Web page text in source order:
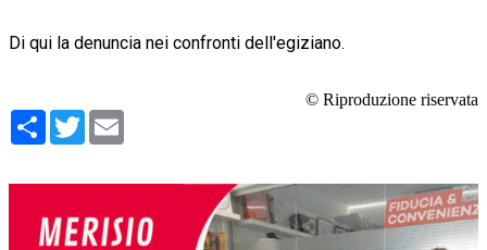
Di qui la denuncia nei confronti dell'egiziano.
© Riproduzione riservata
Condividi
Twitter